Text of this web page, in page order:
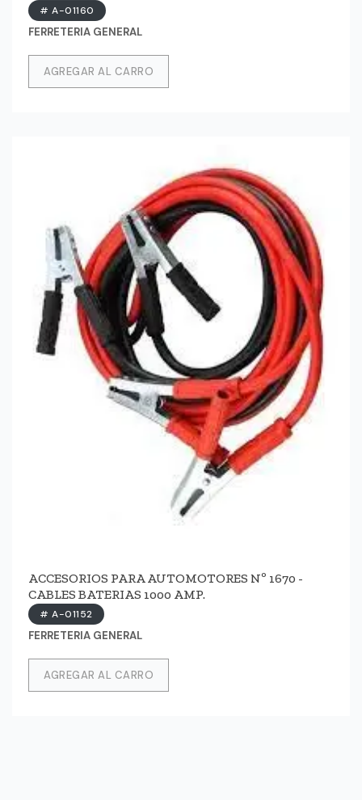
# A-01160
FERRETERIA GENERAL
AGREGAR AL CARRO
ACCESORIOS PARA AUTOMOTORES Nº 1670 -
CABLES BATERIAS 1000 AMP.
# A-01152
FERRETERIA GENERAL
AGREGAR AL CARRO